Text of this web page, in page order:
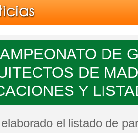
DE
DE
Y
el listado de